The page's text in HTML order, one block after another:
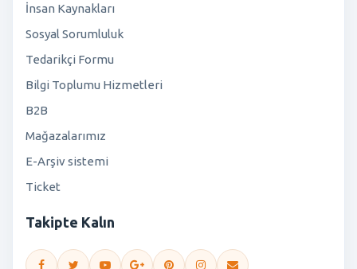
İnsan Kaynakları
Sosyal Sorumluluk
Tedarikçi Formu
Bilgi Toplumu Hizmetleri
B2B
Mağazalarımız
E-Arşiv sistemi
Ticket
Takipte Kalın